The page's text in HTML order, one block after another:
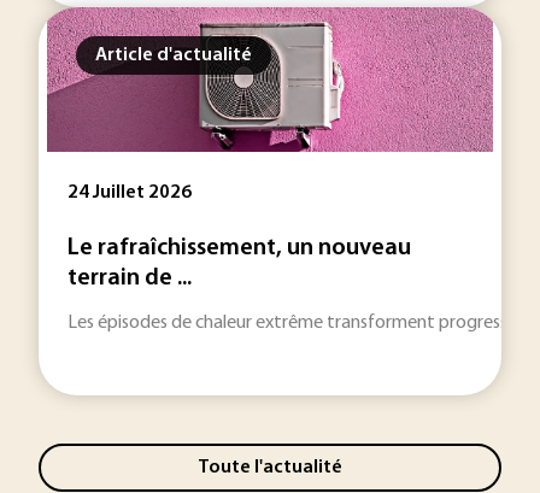
Article d'actualité
24 Juillet 2026
Le rafraîchissement, un nouveau
terrain de ...
Les épisodes de chaleur extrême transforment
Toute l'actualité